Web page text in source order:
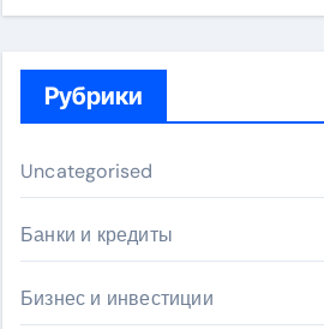
Рубрики
Uncategorised
Банки и кредиты
Бизнес и инвестиции